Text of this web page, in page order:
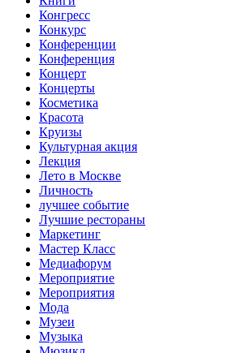
Конгресс
Конкурс
Конференции
Конференция
Концерт
Концерты
Косметика
Красота
Круизы
Культурная акция
Лекция
Лето в Москве
Личность
лучшее событие
Лучшие рестораны
Маркетинг
Мастер Класс
Медиафорум
Мероприятие
Мероприятия
Мода
Музеи
Музыка